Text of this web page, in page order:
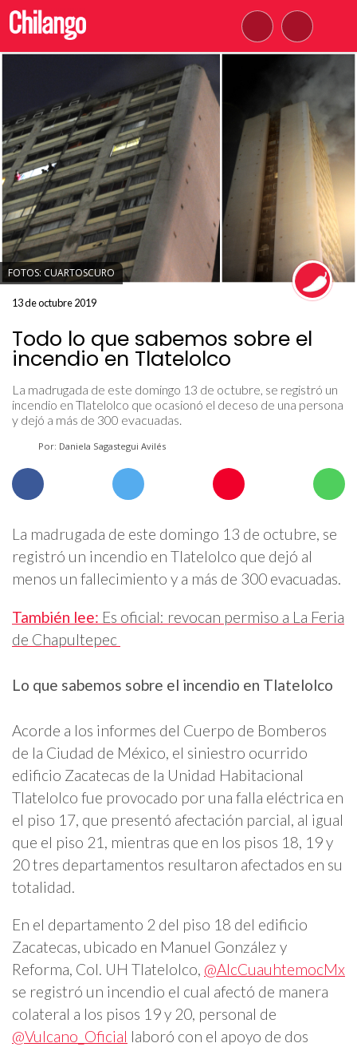
FOTOS: CUARTOSCURO
13 de octubre 2019
Todo lo que sabemos sobre el
incendio en Tlatelolco
La madrugada de este domingo 13 de octubre, se registró un
incendio en Tlatelolco que ocasionó el deceso de una persona
y dejó a más de 300 evacuadas.
Por: Daniela Sagastegui Avilés
La madrugada de este domingo 13 de octubre, se
registró un incendio en Tlatelolco que dejó al
menos un fallecimiento y a más de 300 evacuadas.
También lee: Es oficial: revocan permiso a La Feria
de Chapultepec
Lo que sabemos sobre el incendio en Tlatelolco
Acorde a los informes del Cuerpo de Bomberos
de la Ciudad de México, el siniestro ocurrido
edificio Zacatecas de la Unidad Habitacional
Tlatelolco fue provocado por una falla eléctrica en
el piso 17, que presentó afectación parcial, al igual
que el piso 21, mientras que en los pisos 18, 19 y
20 tres departamentos resultaron afectados en su
totalidad.
En el departamento 2 del piso 18 del edificio
Zacatecas, ubicado en Manuel González y
Reforma, Col. UH Tlatelolco, @AlcCuauhtemocMx
se registró un incendio el cual afectó de manera
colateral a los pisos 19 y 20, personal de
@Vulcano_Oficial laboró con el apoyo de dos